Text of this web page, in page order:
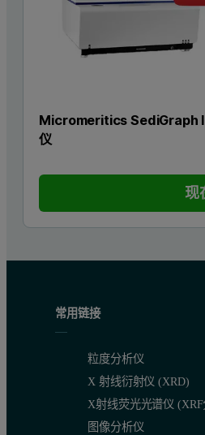
Micromeritics SediGraph
仪
现
常用链接
粒度分析仪
X 射线衍射仪 (XRD)
X射线荧光光谱仪
图像分析仪